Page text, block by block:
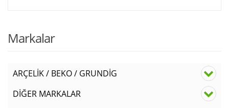
Markalar
ARÇELİK / BEKO / GRUNDİG
DİĞER MARKALAR